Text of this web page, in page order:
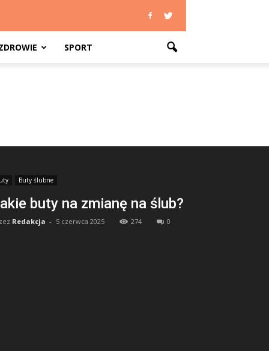
SPORT
Buty ślubne
buty na zmianę na ślub?
Redakcja - 5 czerwca 2025 274 0